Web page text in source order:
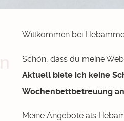
Willkommen bei
Schön, dass du meine
Aktuell biete ich keine
Wochenbettbetreuung
Meine Angebote als